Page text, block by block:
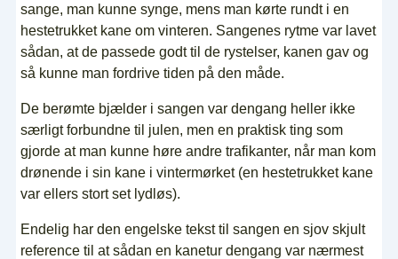
sange, man kunne synge, mens man kørte rundt i en
hestetrukket kane om vinteren. Sangenes rytme var lavet
sådan, at de passede godt til de rystelser, kanen gav og
så kunne man fordrive tiden på den måde.
De berømte bjælder i sangen var dengang heller ikke
særligt forbundne til julen, men en praktisk ting som
gjorde at man kunne høre andre trafikanter, når man kom
drønende i sin kane i vintermørket (en hestetrukket kane
var ellers stort set lydløs).
Endelig har den engelske tekst til sangen en sjov skjult
reference til at sådan en kanetur dengang var nærmest